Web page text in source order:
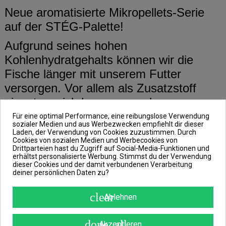
Neue aromatisierte Mikropellets-Serie
auf der STÉG-Palette!
Aufgrund seines hohen
Kohlenhydratgehalts können wir die
Fische länger mit unserem Futter
versorgen. Vor allem als Zusatzstoff
eignet es sich hervorragend zur
Verbesserung natürlicher
Pelletmischungen und Futtermittel.
Die größeren, bunten Körner wecken
zunächst das Interesse der Fische und
die größeren Fische nehmen sie gerne
auf. Es löst sich schneller auf als
Fischpellets und bildet nach Erreichen
des Gewässergrunds sofort eine Wolke
Für eine optimal Performance, eine reibungslose Verwendung
sozialer Medien und aus Werbezwecken empfiehlt dir dieser
Laden, der Verwendung von Cookies zuzustimmen. Durch
Cookies von sozialen Medien und Werbecookies von
Drittparteien hast du Zugriff auf Social-Media-Funktionen und
erhältst personalisierte Werbung. Stimmst du der Verwendung
dieser Cookies und der damit verbundenen Verarbeitung
deiner persönlichen Daten zu?
clearAblehnen
Akzeptieren